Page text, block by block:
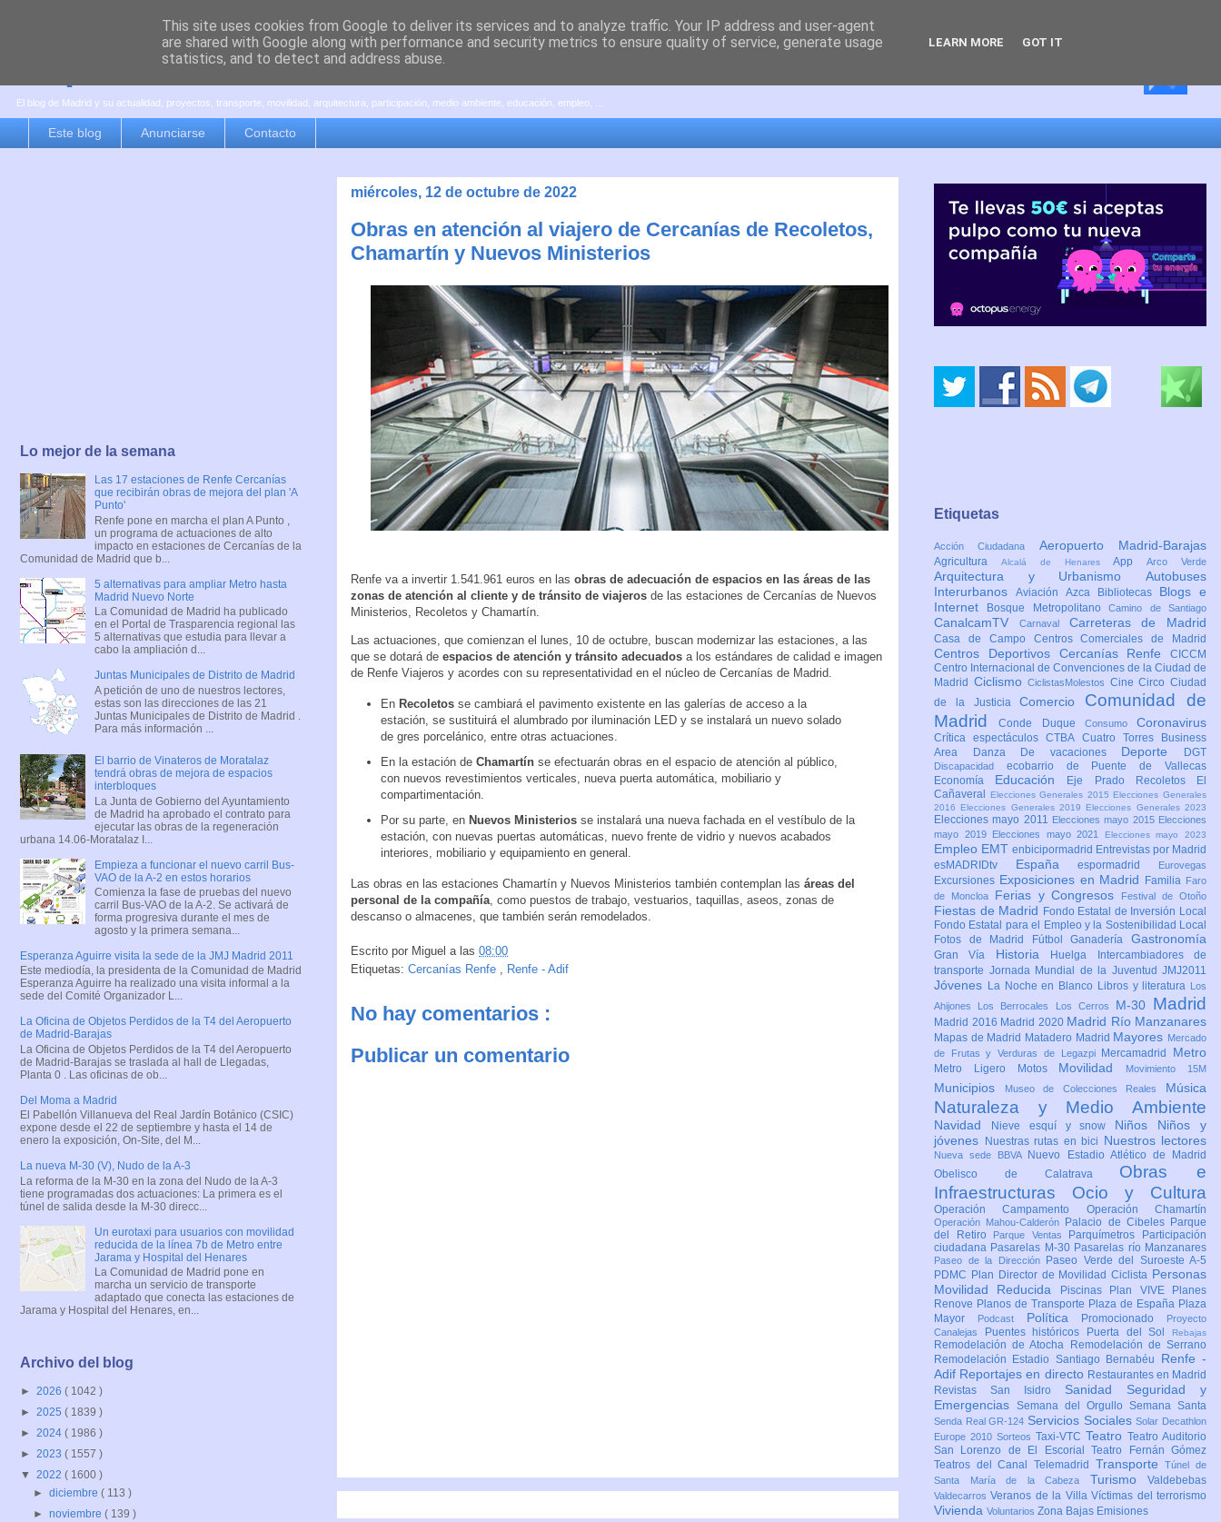
es por madrid
El blog de Madrid y su actualidad, proyectos, transporte, movilidad, arquitectura, participación, medio ambiente, educación, empleo, ...
Este blog Anunciarse Contacto
miércoles, 12 de octubre de 2022
Obras en atención al viajero de Cercanías de Recoletos,
Chamartín y Nuevos Ministerios
Renfe va a invertir 1.541.961 euros en las obras de adecuación de espacios en las áreas de las
zonas de atención al cliente y de tránsito de viajeros de las estaciones de Cercanías de Nuevos
Ministerios, Recoletos y Chamartín.
Las actuaciones, que comienzan el lunes, 10 de octubre, buscan modernizar las estaciones, a las
que se dotará de espacios de atención y tránsito adecuados a los estándares de calidad e imagen
de Renfe Viajeros y acordes con su representatividad en el núcleo de Cercanías de Madrid.
En Recoletos se cambiará el pavimento existente en las galerías de acceso a la
estación, se sustituirá el alumbrado por iluminación LED y se instalará un nuevo solado
de gres porcelánico, entre otras actuaciones.
En la estación de Chamartín se efectuarán obras en el espacio de atención al público,
con nuevos revestimientos verticales, nueva puerta automática, mobiliario y
compartimentación.
Por su parte, en Nuevos Ministerios se instalará una nueva fachada en el vestíbulo de la
estación, con nuevas puertas automáticas, nuevo frente de vidrio y nuevos acabados
interiores, mobiliario y equipamiento en general.
Las obras en las estaciones Chamartín y Nuevos Ministerios también contemplan las áreas del
personal de la compañía , como puestos de trabajo, vestuarios, taquillas, aseos, zonas de
descanso o almacenes, que también serán remodelados.
Escrito por Miguel a las 08:00
Etiquetas: Cercanías Renfe , Renfe - Adif
No hay comentarios :
Publicar un comentario
Lo mejor de la semana
Las 17 estaciones de Renfe Cercanías
que recibirán obras de mejora del plan 'A
Punto'
Renfe pone en marcha el plan A Punto ,
un programa de actuaciones de alto
impacto en estaciones de Cercanías de la
Comunidad de Madrid que b...
5 alternativas para ampliar Metro hasta
Madrid Nuevo Norte
La Comunidad de Madrid ha publicado
en el Portal de Trasparencia regional las
5 alternativas que estudia para llevar a
cabo la ampliación d...
Juntas Municipales de Distrito de Madrid
A petición de uno de nuestros lectores,
estas son las direcciones de las 21
Juntas Municipales de Distrito de Madrid .
Para más información ...
El barrio de Vinateros de Moratalaz
tendrá obras de mejora de espacios
interbloques
La Junta de Gobierno del Ayuntamiento
de Madrid ha aprobado el contrato para
ejecutar las obras de la regeneración
urbana 14.06-Moratalaz I...
Empieza a funcionar el nuevo carril Bus-
VAO de la A-2 en estos horarios
Comienza la fase de pruebas del nuevo
carril Bus-VAO de la A-2. Se activará de
forma progresiva durante el mes de
agosto y la primera semana...
Esperanza Aguirre visita la sede de la JMJ Madrid 2011
Este mediodía, la presidenta de la Comunidad de Madrid
Esperanza Aguirre ha realizado una visita informal a la
sede del Comité Organizador L...
La Oficina de Objetos Perdidos de la T4 del Aeropuerto
de Madrid-Barajas
La Oficina de Objetos Perdidos de la T4 del Aeropuerto
de Madrid-Barajas se traslada al hall de Llegadas,
Planta 0 . Las oficinas de ob...
Del Moma a Madrid
El Pabellón Villanueva del Real Jardín Botánico (CSIC)
expone desde el 22 de septiembre y hasta el 14 de
enero la exposición, On-Site, del M...
La nueva M-30 (V), Nudo de la A-3
La reforma de la M-30 en la zona del Nudo de la A-3
tiene programadas dos actuaciones: La primera es el
túnel de salida desde la M-30 direcc...
Un eurotaxi para usuarios con movilidad
reducida de la línea 7b de Metro entre
Jarama y Hospital del Henares
La Comunidad de Madrid pone en
marcha un servicio de transporte
adaptado que conecta las estaciones de
Jarama y Hospital del Henares, en...
Archivo del blog
► 2026 ( 1042 )
► 2025 ( 1839 )
► 2024 ( 1986 )
► 2023 ( 1557 )
▼ 2022 ( 1600 )
►diciembre( 113 )
►noviembre( 139 )
Etiquetas
Acción Ciudadana Aeropuerto Madrid-Barajas
Agricultura Alcalá de HenaresAppArco Verde
Arquitectura y Urbanismo Autobuses
Interurbanos Aviación Azca Bibliotecas Blogs e
Internet
Bosque MetropolitanoCamino de Santiago
CanalcamTV Carnaval Carreteras de Madrid
Casa de Campo Centros Comerciales de Madrid
Centros Deportivos Cercanías Renfe CICCM
Centro Internacional de Convenciones de la Ciudad de
Madrid CiclismoCiclistasMolestos CineCircoCiudad
de la JusticiaComercio Comunidad de
MadridConde Duque Consumo Coronavirus
Crítica espectáculosCTBA Cuatro Torres Business
Area
Danza De vacaciones Deporte DGT
Discapacidad ecobarrio de Puente de Vallecas
Economía Educación Eje Prado Recoletos
El
Cañaveral
Elecciones Generales 2015 Elecciones Generales
2016 Elecciones Generales 2019 Elecciones Generales 2023
Elecciones mayo 2011 Elecciones mayo 2015 Elecciones
mayo 2019
Elecciones mayo 2021 Elecciones mayo 2023
Empleo EMT enbicipormadrid Entrevistas por Madrid
esMADRIDtv Españaespormadrid Eurovegas
Excursiones Exposiciones en Madrid Familia Faro
de Moncloa
Ferias y Congresos Festival de Otoño
Fiestas de Madrid Fondo Estatal de Inversión Local
Fondo Estatal para el Empleo y la Sostenibilidad Local
Fotos de Madrid
FútbolGanaderíaGastronomía
Gran Vía Historia Huelga
Intercambiadores de
transporte Jornada Mundial de la Juventud JMJ2011
Jóvenes La Noche en Blanco Libros y literatura
Los
Ahijones
Los Berrocales Los Cerros M-30 Madrid
Madrid 2016 Madrid 2020 Madrid Río Manzanares
Mapas de Madrid Matadero Madrid Mayores Mercado
de Frutas y Verduras de Legazpi
Mercamadrid Metro
Metro Ligero Motos Movilidad Movimiento 15M
Municipios Museo de Colecciones Reales Música
Naturaleza y Medio Ambiente
Navidad Nieve esquí y snow Niños Niños y
jóvenes
Nuestras rutas en bici Nuestros lectores
Nueva sede BBVA
Nuevo Estadio Atlético de Madrid
Obelisco de Calatrava Obras e
Infraestructuras Ocio y Cultura
Operación Campamento Operación Chamartín
Operación Mahou-Calderón Palacio de Cibeles Parque
del Retiro
Parque Ventas Parquímetros
Participación
ciudadana Pasarelas M-30 Pasarelas río Manzanares
Paseo de la Dirección
Paseo Verde del Suroeste A-5
PDMC Plan Director de Movilidad Ciclista Personas
Movilidad Reducida
Piscinas Plan VIVE
Planes
Renove Planos de Transporte Plaza de España Plaza
Mayor
Podcast Política Promocionado
Proyecto
Canalejas
Puentes históricos Puerta del Sol Rebajas
Remodelación de Atocha
Remodelación de Serrano
Remodelación Estadio Santiago Bernabéu Renfe -
Adif Reportajes en directo Restaurantes en Madrid
Revistas San Isidro Sanidad Seguridad y
Emergencias Semana del Orgullo Semana Santa
Senda Real GR-124 Servicios SocialesSolar Decathlon
Europe 2010 Sorteos Taxi-VTC Teatro Teatro Auditorio
San Lorenzo de El EscorialTeatro Fernán Gómez
Teatros del Canal Telemadrid TransporteTúnel de
Santa María de la Cabeza Turismo Valdebebas
ValdecarrosVeranos de la VillaVíctimas del terrorismo
Vivienda Voluntarios Zona Bajas Emisiones
This site uses cookies from Google to deliver its services and to analyze traffic. Your IP address and user-agent
are shared with Google along with performance and security metrics to ensure quality of service, generate usage
statistics, and to detect and address abuse.
LEARN MORE GOT IT